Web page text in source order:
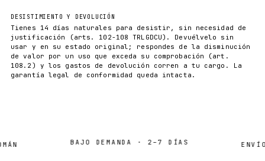
DESISTIMIENTO Y DEVOLUCIÓN
Tienes 14 días naturales para desistir, sin necesidad de
justificación (arts. 102-108 TRLGDCU). Devuélvelo sin
usar y en su estado original; respondes de la disminución
de valor por un uso que exceda su comprobación (art.
108.2) y los gastos de devolución corren a tu cargo. La
garantía legal de conformidad queda intacta.
BAJO DEMANDA · 2–7 DÍAS ENVÍO